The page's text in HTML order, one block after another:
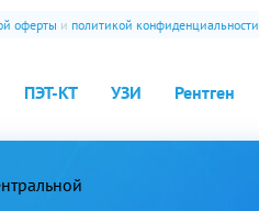
ПЭТ-КТ УЗИ Рентген
оферты и политикой конфиденциальности